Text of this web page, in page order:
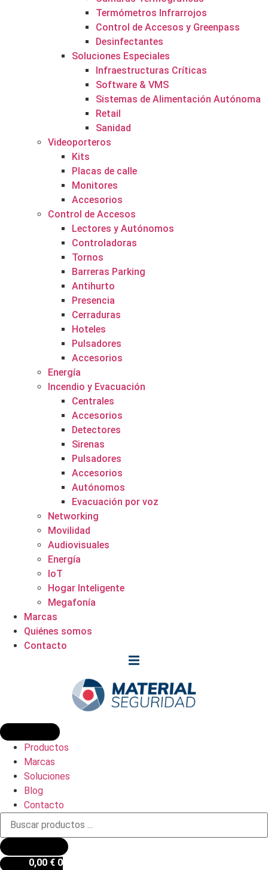
Termómetros Infrarrojos
Control de Accesos y Greenpass
Desinfectantes
Soluciones Especiales
Infraestructuras Críticas
Software & VMS
Sistemas de Alimentación Autónoma
Retail
Sanidad
Videoporteros
Kits
Placas de calle
Monitores
Accesorios
Control de Accesos
Lectores y Autónomos
Controladoras
Tornos
Barreras Parking
Antihurto
Presencia
Cerraduras
Hoteles
Pulsadores
Accesorios
Energía
Incendio y Evacuación
Centrales
Accesorios
Detectores
Sirenas
Pulsadores
Accesorios
Autónomos
Evacuación por voz
Networking
Movilidad
Audiovisuales
Energía
IoT
Hogar Inteligente
Megafonía
Marcas
Quiénes somos
Contacto
Productos
Marcas
Soluciones
Blog
Contacto
Búsqueda
productos
0,00 € 0